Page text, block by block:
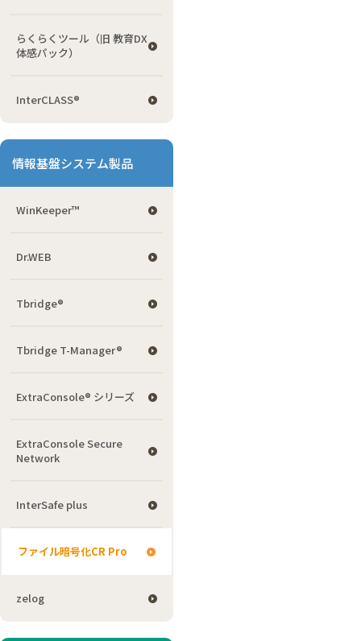
らくらくツール（旧 教育DX
体感パック）
InterCLASS®
情報基盤システム製品
WinKeeper™
Dr.WEB
Tbridge®
Tbridge T-Manager®
ExtraConsole® シリーズ
ExtraConsole Secure
Network
InterSafe plus
ファイル暗号化CR Pro
zelog